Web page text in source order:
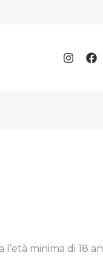
minima di 18